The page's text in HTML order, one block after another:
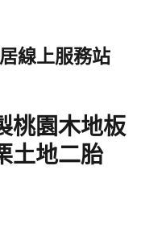
線上服務站
桃園木地板
土地二胎